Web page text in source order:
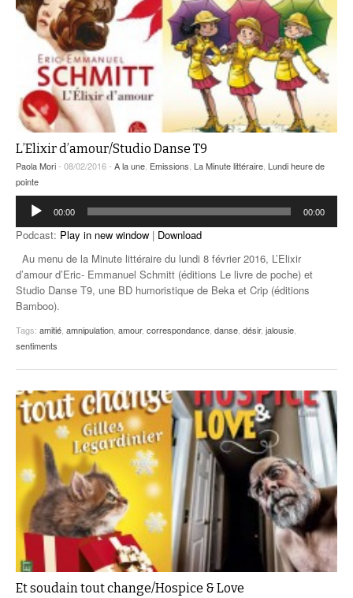
L’Elixir d’amour/Studio Danse T9
Paola Mori- 08/02/2016 - A la une Emissions La Minute littéraire Lundi heure de
pointe
Lecteur
audio
00:00 00:00
Podcast: Play in new window | Download
Au menu de la Minute littéraire du lundi 8 février 2016, L’Elixir
d’amour d’Eric- Emmanuel Schmitt (éditions Le livre de poche) et
Studio Danse T9, une BD humoristique de Beka et Crip (éditions
Bamboo).
Tags: amitié amnipulation amour, correspondance danse désir, jalousie
sentiments
Et soudain tout change/Hospice & Love